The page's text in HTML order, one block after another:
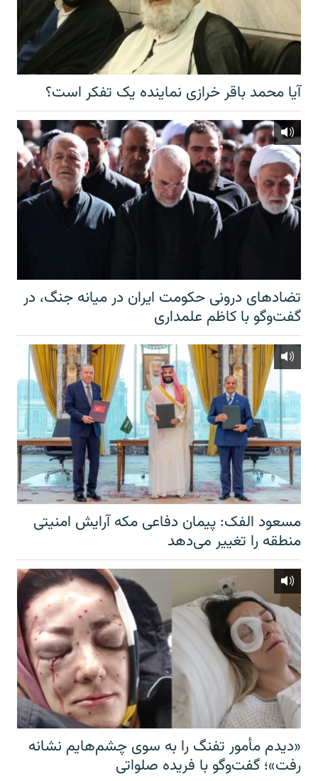
آیا محمد باقر خرازی نماینده یک تفکر است؟
تضادهای درونی حکومت ایران در میانه جنگ، در
گفت‌‌وگو با کاظم علمداری
مسعود الفک: پیمان دفاعی مکه آرایش امنیتی
منطقه را تغییر می‌دهد
«دیدم مأمور تفنگ را به سوی چشم‌هایم نشانه
رفت»؛ گفت‌و‌گو با فریده صلواتی